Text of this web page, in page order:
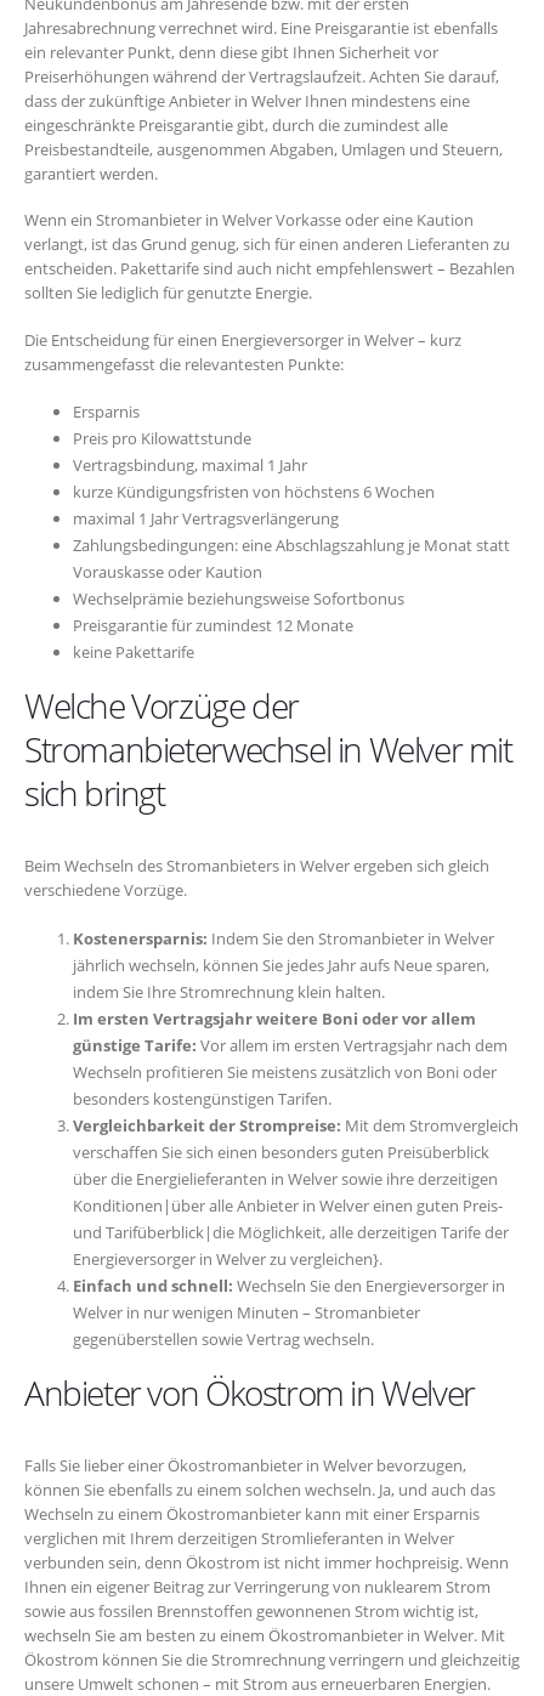
Jahresabrechnung verrechnet wird. Eine Preisgarantie ist ebenfalls
ein relevanter Punkt, denn diese gibt Ihnen Sicherheit vor
Preiserhöhungen während der Vertragslaufzeit. Achten Sie darauf,
dass der zukünftige Anbieter in Welver Ihnen mindestens eine
eingeschränkte Preisgarantie gibt, durch die zumindest alle
Preisbestandteile, ausgenommen Abgaben, Umlagen und Steuern,
garantiert werden.
Wenn ein Stromanbieter in Welver Vorkasse oder eine Kaution
verlangt, ist das Grund genug, sich für einen anderen Lieferanten zu
entscheiden. Pakettarife sind auch nicht empfehlenswert – Bezahlen
sollten Sie lediglich für genutzte Energie.
Die Entscheidung für einen Energieversorger in Welver – kurz
zusammengefasst die relevantesten Punkte:
Ersparnis
Preis pro Kilowattstunde
Vertragsbindung, maximal 1 Jahr
kurze Kündigungsfristen von höchstens 6 Wochen
maximal 1 Jahr Vertragsverlängerung
Zahlungsbedingungen: eine Abschlagszahlung je Monat statt
Vorauskasse oder Kaution
Wechselprämie beziehungsweise Sofortbonus
Preisgarantie für zumindest 12 Monate
keine Pakettarife
Welche Vorzüge der
Stromanbieterwechsel in Welver mit
sich bringt
Beim Wechseln des Stromanbieters in Welver ergeben sich gleich
verschiedene Vorzüge.
Kostenersparnis: Indem Sie den Stromanbieter in Welver
jährlich wechseln, können Sie jedes Jahr aufs Neue sparen,
indem Sie Ihre Stromrechnung klein halten.
Im ersten Vertragsjahr weitere Boni oder vor allem
günstige Tarife: Vor allem im ersten Vertragsjahr nach dem
Wechseln profitieren Sie meistens zusätzlich von Boni oder
besonders kostengünstigen Tarifen.
Vergleichbarkeit der Strompreise: Mit dem Stromvergleich
verschaffen Sie sich einen besonders guten Preisüberblick
über die Energielieferanten in Welver sowie ihre derzeitigen
Konditionen|über alle Anbieter in Welver einen guten Preis-
und Tarifüberblick|die Möglichkeit, alle derzeitigen Tarife der
Energieversorger in Welver zu vergleichen}.
Einfach und schnell: Wechseln Sie den Energieversorger in
Welver in nur wenigen Minuten – Stromanbieter
gegenüberstellen sowie Vertrag wechseln.
Anbieter von Ökostrom in Welver
Falls Sie lieber einer Ökostromanbieter in Welver bevorzugen,
können Sie ebenfalls zu einem solchen wechseln. Ja, und auch das
Wechseln zu einem Ökostromanbieter kann mit einer Ersparnis
verglichen mit Ihrem derzeitigen Stromlieferanten in Welver
verbunden sein, denn Ökostrom ist nicht immer hochpreisig. Wenn
Ihnen ein eigener Beitrag zur Verringerung von nuklearem Strom
sowie aus fossilen Brennstoffen gewonnenen Strom wichtig ist,
wechseln Sie am besten zu einem Ökostromanbieter in Welver. Mit
Ökostrom können Sie die Stromrechnung verringern und gleichzeitig
unsere Umwelt schonen – mit Strom aus erneuerbaren Energien.